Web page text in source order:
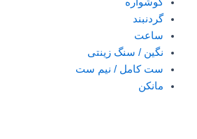
گردنبند
ساعت
نگین / سنگ زینتی
ست کامل / نیم ست
مانکن